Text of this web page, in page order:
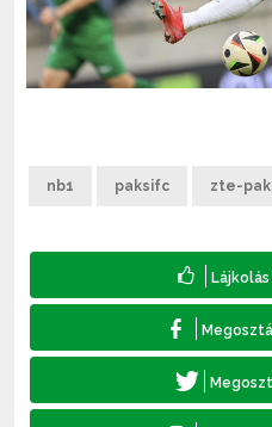
nb1 paksifc zte-